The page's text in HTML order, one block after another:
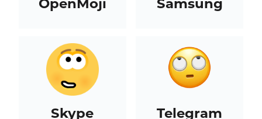
OpenMoji Samsung
Skype Telegram